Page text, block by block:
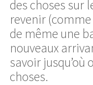
des choses sur
revenir
de même une
nouveaux
savoir jusqu’où
choses.